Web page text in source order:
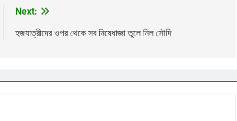
Next:
হজযাত্রীদের ওপর থেকে সব নিষেধাজ্ঞা তুলে নিল সৌদি